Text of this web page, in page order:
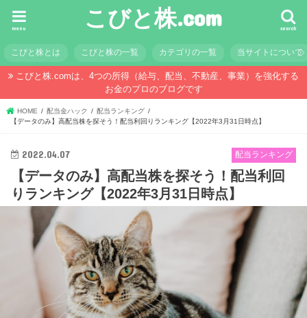
こびと株.com search
menu
こびと株とは こびと株の一覧 カテゴリの一覧 当サイトについて
こびと株.comは、4つの所得（給与、配当、不動産、事業）を強化する
お金のプロのブログです
HOME 配当金ハック
配当ランキング
【データのみ】高配当株を探そう！配当利回りランキング【2022年3月31日時点】
配当ランキング
2022.04.07
【データのみ】高配当株を探そう！配当利回
りランキング【2022年3月31日時点】